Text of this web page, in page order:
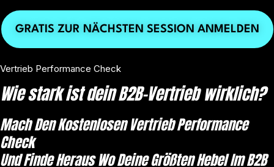
GRATIS ZUR NÄCHSTEN SESSION ANMELDEN
Vertrieb Performance Check
Wie stark ist dein B2B-Vertrieb wirklich?
Mach Den Kostenlosen Vertrieb Performance
Check
Und Finde Heraus Wo Deine Größten Hebel Im B2B